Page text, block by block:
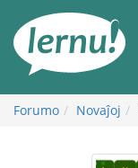
enhavo
Forumo Novaĵoj